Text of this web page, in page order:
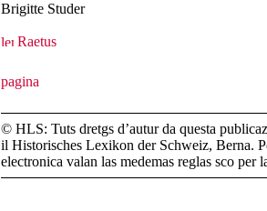
Brigitte Studer
Raetus
© HLS: Tuts dretgs d’autur da questa
il Historisches Lexikon der Schweiz, Berna.
electronica valan las medemas reglas sco per